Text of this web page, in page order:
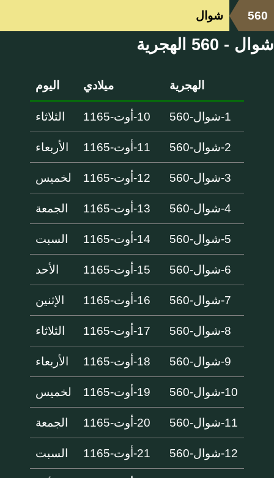
560 شوال
شوال - 560 الهجرية
الهجرية ميلادي اليوم
1-شوال-560 10-أوت-1165 الثلاثاء
2-شوال-560 11-أوت-1165 الأربعاء
3-شوال-560 12-أوت-1165 لخميس
4-شوال-560 13-أوت-1165 الجمعة
5-شوال-560 14-أوت-1165 السبت
6-شوال-560 15-أوت-1165 الأحد
7-شوال-560 16-أوت-1165 الإثنين
8-شوال-560 17-أوت-1165 الثلاثاء
9-شوال-560 18-أوت-1165 الأربعاء
10-شوال-560 19-أوت-1165 لخميس
11-شوال-560 20-أوت-1165 الجمعة
12-شوال-560 21-أوت-1165 السبت